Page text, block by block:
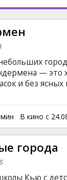
— это
и без
пока
на
В кино с
города
Кью с